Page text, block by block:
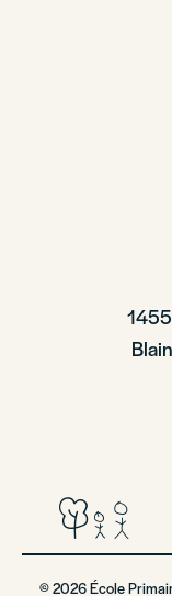
© 2026 École